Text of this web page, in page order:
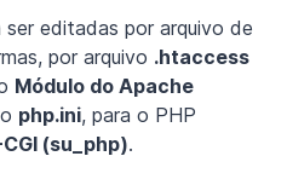
editadas por arquivo de
por arquivo .htaccess
Módulo do Apache
php.ini, para o PHP
(su_php).